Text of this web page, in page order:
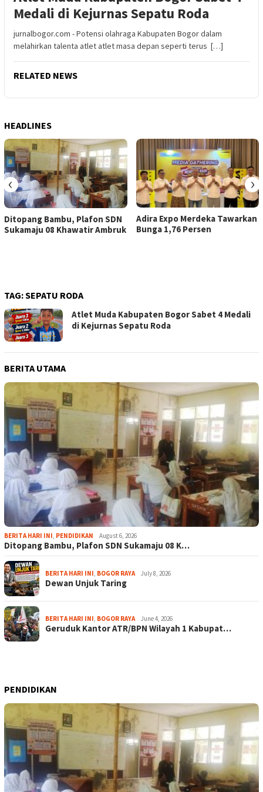
Medali di Kejurnas Sepatu Roda
jurnalbogor.com - Potensi olahraga Kabupaten Bogor dalam
melahirkan talenta atlet atlet masa depan seperti terus […]
RELATED NEWS
HEADLINES
Ditopang Bambu, Plafon SDN
Sukamaju 08 Khawatir Ambruk
Adira Expo Merdeka Tawarkan
Bunga 1,76 Persen
‹ ›
TAG:SEPATU RODA
Atlet Muda Kabupaten Bogor Sabet 4 Medali
di Kejurnas Sepatu Roda
BERITA UTAMA
BERITA HARI INI, PENDIDIKAN August 6, 2026
Ditopang Bambu, Plafon SDN Sukamaju 08 K…
BERITA HARI INI, BOGOR RAYA July 8, 2026
Dewan Unjuk Taring
BERITA HARI INI, BOGOR RAYA June 4, 2026
Geruduk Kantor ATR/BPN Wilayah 1 Kabupat…
PENDIDIKAN